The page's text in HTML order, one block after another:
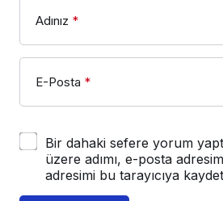
Adınız *
E-Posta *
Bir dahaki sefere yorum
üzere adımı, e-posta
adresimi bu tarayıcıya